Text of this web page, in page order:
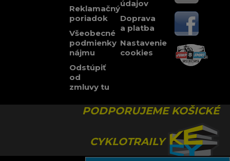
Reklamačný
poriadok
Všeobecné
podmienky
nájmu
Odstúpiť
od
zmluvy tu
údajov
Doprava
a platba
Nastavenie
cookies
PODPORUJEME KOŠICKÉ
CYKLOTRAILY